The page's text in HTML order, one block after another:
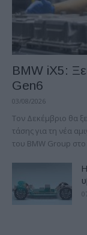
BMW iX5:
Gen6
03/08/2026
Τον Δεκέμβριο θα
τάσης για τη νέα
του BMW Group